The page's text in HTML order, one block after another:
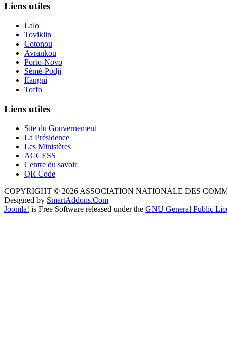
Liens utiles
Lalo
Toviklin
Cotonou
Avrankou
Porto-Novo
Sèmè-Podji
Ifangni
Toffo
Liens utiles
Site du Gouvernement
La Présidence
Les Ministères
ACCESS
Centre du savoir
QR Code
COPYRIGHT © 2026 ASSOCIATION NATIONALE DES
Designed by SmartAddons.Com
Joomla! is Free Software released under the GNU General Public